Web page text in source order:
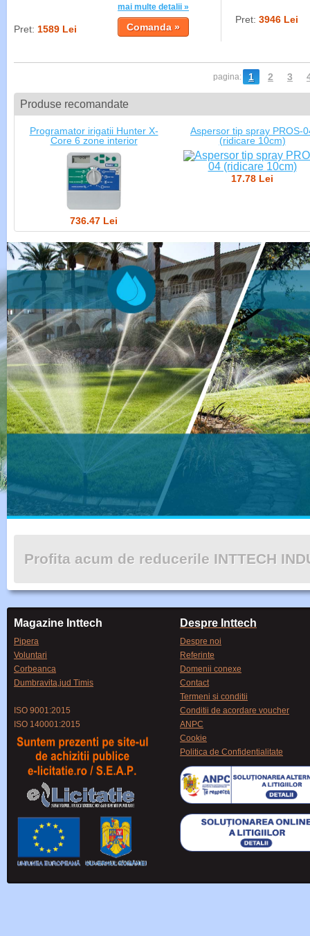
mai multe detalii »
Pret: 1589 Lei
Pret: 3946 Lei
pagina: 1 2 3
Produse recomandate
Programator irigatii Hunter X-
Core 6 zone interior
736.47 Lei
Aspersor tip spray PROS-
(ridicare 10cm)
17.78 Lei
Profita acum de reducerile INTTECH
Magazine Inttech
Pipera
Voluntari
Corbeanca
Dumbravita,jud Timis
ISO 9001:2015
ISO 140001:2015
Despre Inttech
Despre noi
Referinte
Domenii conexe
Contact
Termeni si conditii
Conditii de acordare voucher
ANPC
Cookie
Politica de Confidentialitate